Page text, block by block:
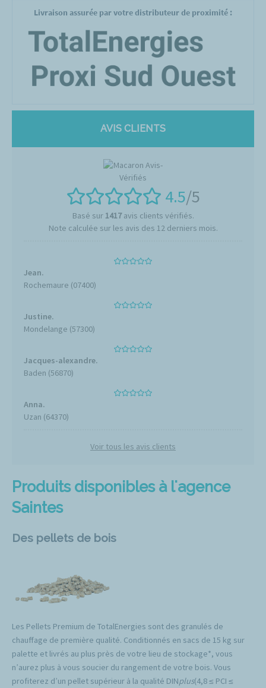
Produits disponibles à l'agence
Saintes
Des pellets de bois
Les Pellets Premium de TotalEnergies sont des granulés de
chauffage de première qualité. Conditionnés en sacs de 15 kg sur
palette et livrés au plus près de votre lieu de stockage*, vous
n’aurez plus à vous soucier du rangement de votre bois. Vous
profiterez d’un pellet supérieur à la qualité DINplus(4,8 ≤ PCI ≤
Livraison assurée par votre distributeur de proximité :
AVIS CLIENTS
4.5/5
Basé sur 1417avis clients vérifiés.
Note calculée sur les avis des 12 derniers mois.
Jean.
Rochemaure (07400)
Justine.
Mondelange (57300)
Jacques-alexandre.
Baden (56870)
Anna.
Uzan (64370)
Voir tous les avis clients